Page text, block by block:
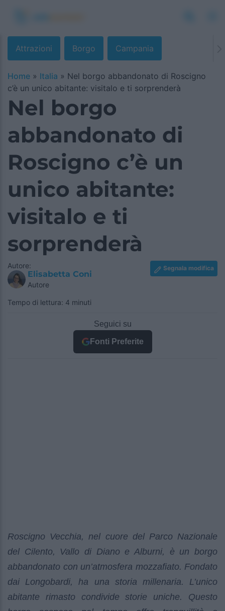
Attrazioni Borgo Campania
Home » Italia » Nel borgo abbandonato di Roscigno
c’è un unico abitante: visitalo e ti sorprenderà
Nel borgo
abbandonato di
Roscigno c’è un
unico abitante:
visitalo e ti
sorprenderà
Autore:
Elisabetta Coni
Autore
Segnala modifica
Tempo di lettura: 4 minuti
Seguici su
Fonti Preferite
Roscigno Vecchia, nel cuore del Parco Nazionale
del Cilento, Vallo di Diano e Alburni, è un borgo
abbandonato con un’atmosfera mozzafiato. Fondato
dai Longobardi, ha una storia millenaria. L’unico
abitante rimasto condivide storie uniche. Questo